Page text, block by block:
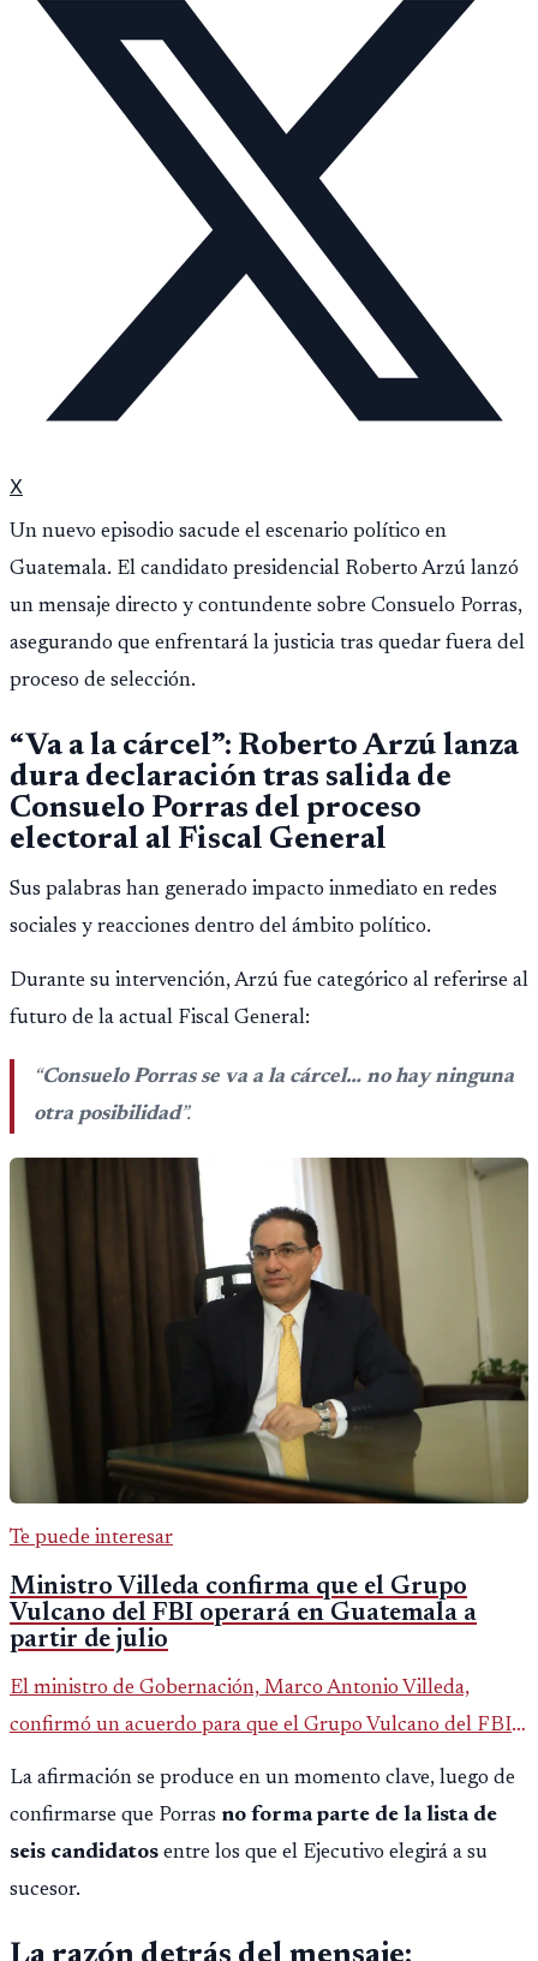
X
Un nuevo episodio sacude el escenario político en
Guatemala. El candidato presidencial Roberto Arzú lanzó
un mensaje directo y contundente sobre Consuelo Porras,
asegurando que enfrentará la justicia tras quedar fuera del
proceso de selección.
“Va a la cárcel”: Roberto Arzú lanza
dura declaración tras salida de
Consuelo Porras del proceso
electoral al Fiscal General
Sus palabras han generado impacto inmediato en redes
sociales y reacciones dentro del ámbito político.
Durante su intervención, Arzú fue categórico al referirse al
futuro de la actual Fiscal General:
“Consuelo Porras se va a la cárcel… no hay ninguna
otra posibilidad”.
Te puede interesar
Ministro Villeda confirma que el Grupo
Vulcano del FBI operará en Guatemala a
partir de julio
El ministro de Gobernación, Marco Antonio Villeda,
confirmó un acuerdo para que el Grupo Vulcano del FBI
La afirmación se produce en un momento clave, luego de
confirmarse que Porras no forma parte de la lista de
seis candidatos entre los que el Ejecutivo elegirá a su
sucesor.